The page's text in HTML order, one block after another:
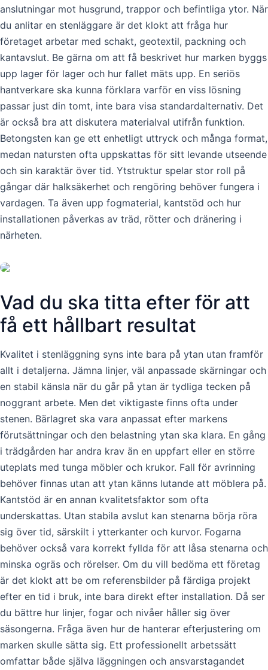
anslutningar mot husgrund, trappor och befintliga ytor. När
du anlitar en stenläggare är det klokt att fråga hur
företaget arbetar med schakt, geotextil, packning och
kantavslut. Be gärna om att få beskrivet hur marken byggs
upp lager för lager och hur fallet mäts upp. En seriös
hantverkare ska kunna förklara varför en viss lösning
passar just din tomt, inte bara visa standardalternativ. Det
är också bra att diskutera materialval utifrån funktion.
Betongsten kan ge ett enhetligt uttryck och många format,
medan natursten ofta uppskattas för sitt levande utseende
och sin karaktär över tid. Ytstruktur spelar stor roll på
gångar där halksäkerhet och rengöring behöver fungera i
vardagen. Ta även upp fogmaterial, kantstöd och hur
installationen påverkas av träd, rötter och dränering i
närheten.
Vad du ska titta efter för att
få ett hållbart resultat
Kvalitet i stenläggning syns inte bara på ytan utan framför
allt i detaljerna. Jämna linjer, väl anpassade skärningar och
en stabil känsla när du går på ytan är tydliga tecken på
noggrant arbete. Men det viktigaste finns ofta under
stenen. Bärlagret ska vara anpassat efter markens
förutsättningar och den belastning ytan ska klara. En gång
i trädgården har andra krav än en uppfart eller en större
uteplats med tunga möbler och krukor. Fall för avrinning
behöver finnas utan att ytan känns lutande att möblera på.
Kantstöd är en annan kvalitetsfaktor som ofta
underskattas. Utan stabila avslut kan stenarna börja röra
sig över tid, särskilt i ytterkanter och kurvor. Fogarna
behöver också vara korrekt fyllda för att låsa stenarna och
minska ogräs och rörelser. Om du vill bedöma ett företag
är det klokt att be om referensbilder på färdiga projekt
efter en tid i bruk, inte bara direkt efter installation. Då ser
du bättre hur linjer, fogar och nivåer håller sig över
säsongerna. Fråga även hur de hanterar efterjustering om
marken skulle sätta sig. Ett professionellt arbetssätt
omfattar både själva läggningen och ansvarstagandet